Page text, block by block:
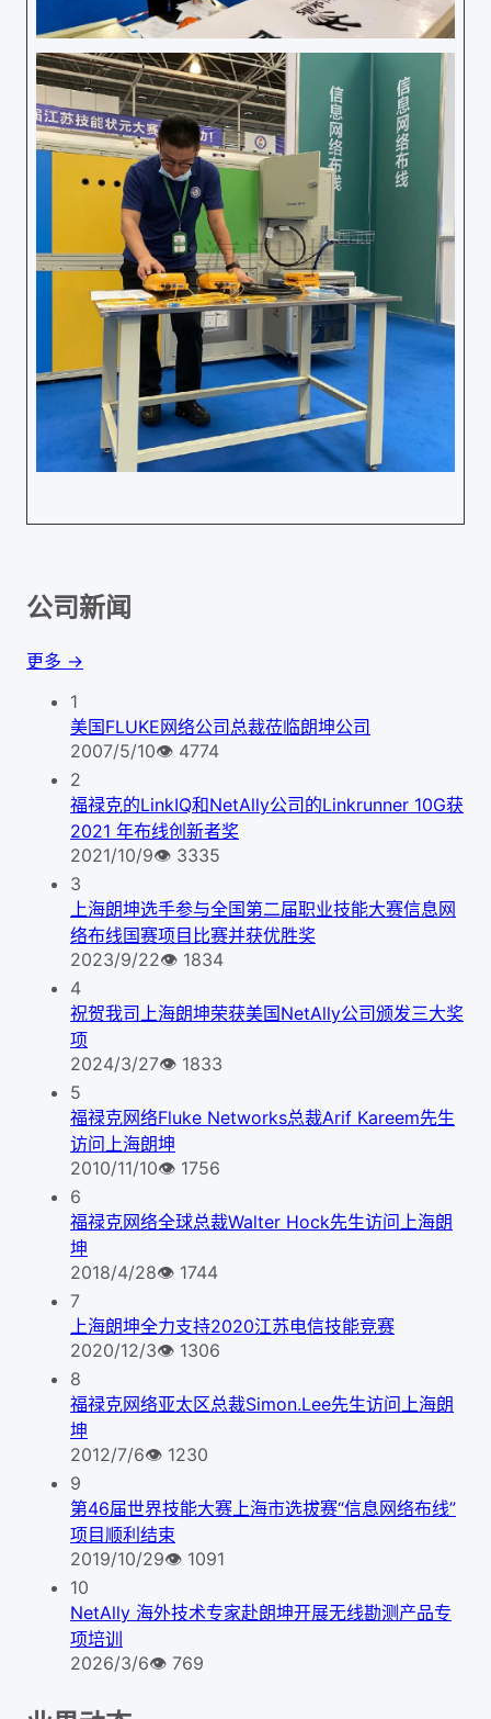
公司新闻
更多 →
1
美国FLUKE网络公司总裁莅临朗坤公司
2007/5/10👁 4774
2
福禄克的LinkIQ和NetAlly公司的Linkrunner 10G获
2021 年布线创新者奖
2021/10/9👁 3335
3
上海朗坤选手参与全国第二届职业技能大赛信息网
络布线国赛项目比赛并获优胜奖
2023/9/22👁 1834
4
祝贺我司上海朗坤荣获美国NetAlly公司颁发三大奖
项
2024/3/27👁 1833
5
福禄克网络Fluke Networks总裁Arif Kareem先生
访问上海朗坤
2010/11/10👁 1756
6
福禄克网络全球总裁Walter Hock先生访问上海朗
坤
2018/4/28👁 1744
7
上海朗坤全力支持2020江苏电信技能竞赛
2020/12/3👁 1306
8
福禄克网络亚太区总裁Simon.Lee先生访问上海朗
坤
2012/7/6👁 1230
9
第46届世界技能大赛上海市选拔赛“信息网络布线”
项目顺利结束
2019/10/29👁 1091
10
NetAlly 海外技术专家赴朗坤开展无线勘测产品专
项培训
2026/3/6👁 769